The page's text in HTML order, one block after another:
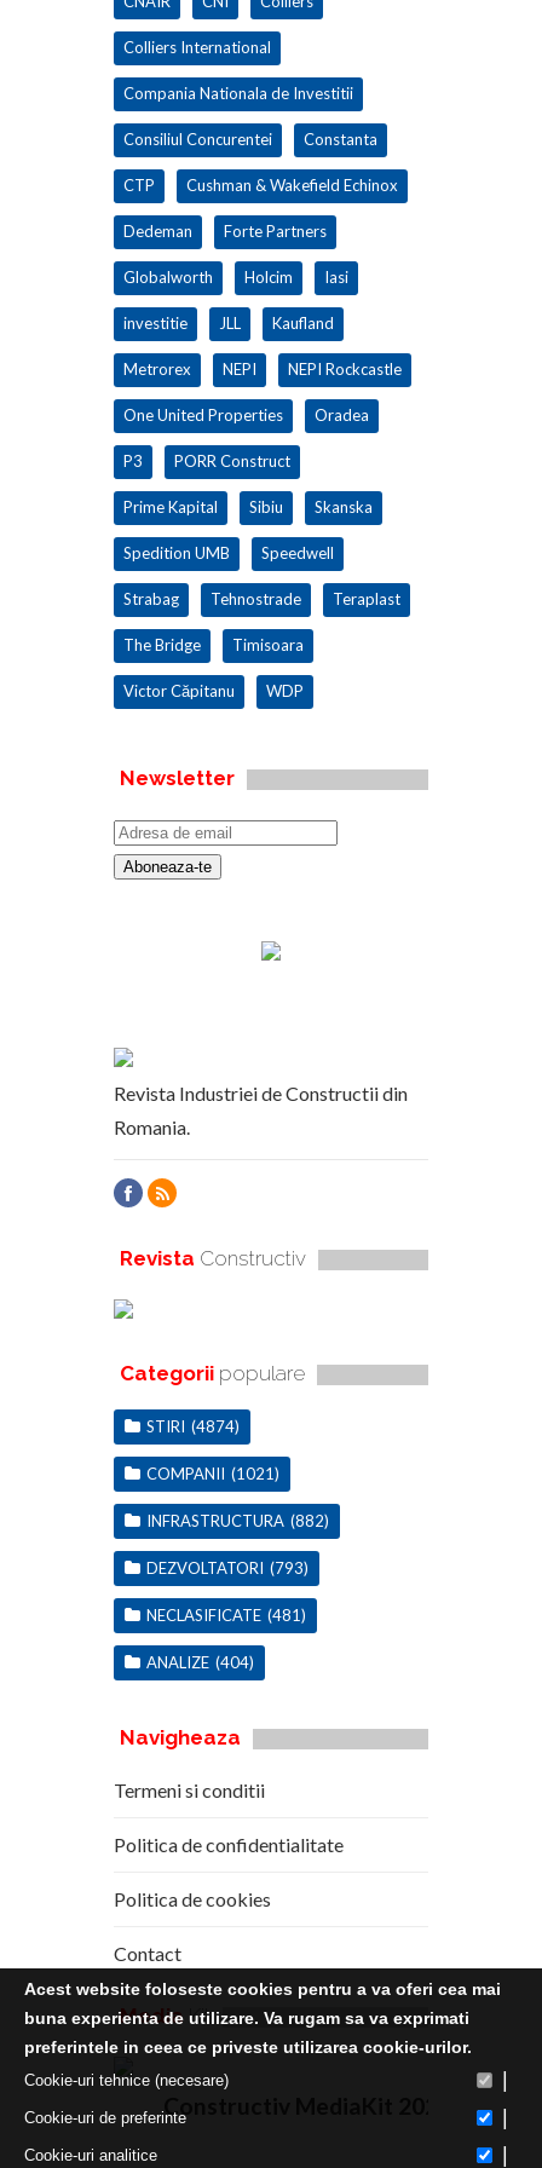
Colliers International
Compania Nationala de Investitii
Consiliul Concurentei Constanta
CTP Cushman & Wakefield Echinox
Dedeman Forte Partners
Globalworth Holcim Iasi
investitie JLL Kaufland
Metrorex NEPI NEPI Rockcastle
One United Properties Oradea
P3 PORR Construct
Prime Kapital Sibiu Skanska
Spedition UMB Speedwell
Strabag Tehnostrade Teraplast
The Bridge Timisoara
Victor Căpitanu WDP
Newsletter
Revista Industriei de Constructii din
Romania.
Revista Constructiv
Categorii populare
STIRI (4874)
COMPANII (1021)
INFRASTRUCTURA (882)
DEZVOLTATORI (793)
NECLASIFICATE (481)
ANALIZE (404)
Navigheaza
Termeni si conditii
Politica de confidentialitate
Politica de cookies
Contact
Media Kit
Constructiv MediaKit 2020
Acest website foloseste cookies pentru a va oferi cea mai
buna experienta de utilizare. Va rugam sa va exprimati
preferintele in ceea ce priveste utilizarea cookie-urilor.
Cookie-uri tehnice (necesare)
Cookie-uri de preferinte
Cookie-uri analitice